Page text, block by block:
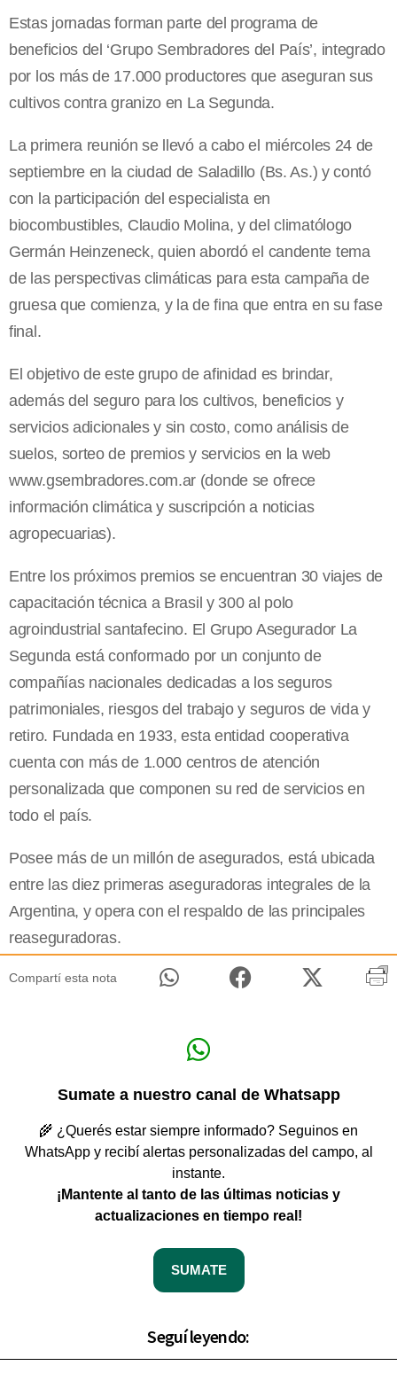
Estas jornadas forman parte del programa de
beneficios del ‘Grupo Sembradores del País’, integrado
por los más de 17.000 productores que aseguran sus
cultivos contra granizo en La Segunda.
La primera reunión se llevó a cabo el miércoles 24 de
septiembre en la ciudad de Saladillo (Bs. As.) y contó
con la participación del especialista en
biocombustibles, Claudio Molina, y del climatólogo
Germán Heinzeneck, quien abordó el candente tema
de las perspectivas climáticas para esta campaña de
gruesa que comienza, y la de fina que entra en su fase
final.
El objetivo de este grupo de afinidad es brindar,
además del seguro para los cultivos, beneficios y
servicios adicionales y sin costo, como análisis de
suelos, sorteo de premios y servicios en la web
www.gsembradores.com.ar (donde se ofrece
información climática y suscripción a noticias
agropecuarias).
Entre los próximos premios se encuentran 30 viajes de
capacitación técnica a Brasil y 300 al polo
agroindustrial santafecino. El Grupo Asegurador La
Segundaestá conformado por un conjunto de
compañías nacionales dedicadas a los seguros
patrimoniales, riesgos del trabajo y seguros de vida y
retiro. Fundada en 1933, esta entidad cooperativa
cuenta con más de 1.000 centros de atención
personalizada que componen su red de servicios en
todo el país.
Posee más de un millón de asegurados, está ubicada
entre las diez primeras aseguradoras integrales de la
Argentina, y opera con el respaldo de las principales
reaseguradoras.
Compartí esta nota
Sumate a nuestro canal de Whatsapp
🌾 ¿Querés estar siempre informado? Seguinos en
WhatsApp y recibí alertas personalizadas del campo, al
instante.
¡Mantente al tanto de las últimas noticias y
actualizaciones en tiempo real!
SUMATE
Seguí leyendo: